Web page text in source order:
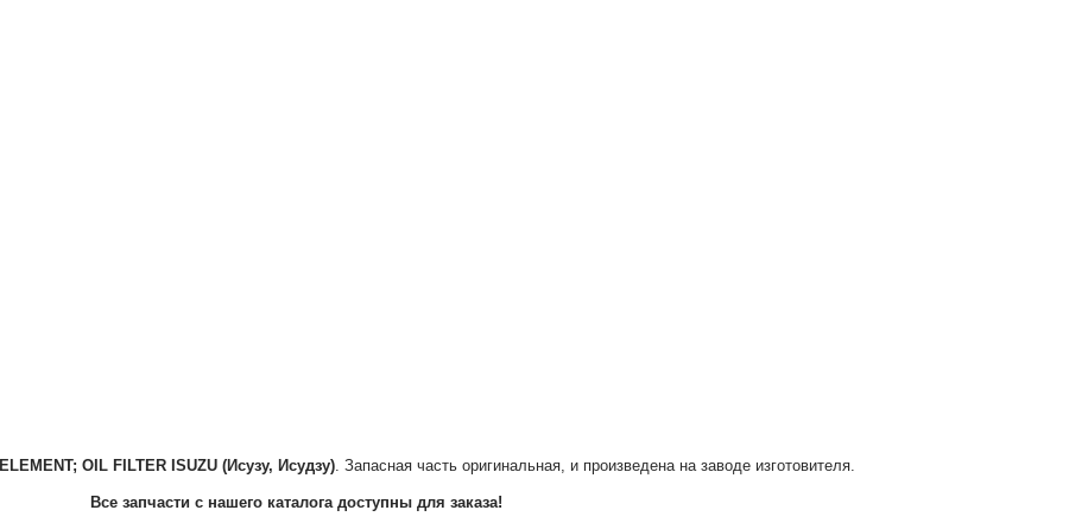
ELEMENT; OIL FILTER ISUZU (Исузу, Исудзу). Запасная часть оригинальная, и произведена на заводе изготовителя.
Все запчасти с нашего каталога доступны для заказа!